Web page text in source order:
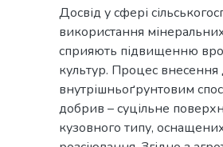
Досвід у сфері
використання
сприяють підвищенню
культур. Процес внесення
внутрішньоґрунтовим
добрив – суцільне
кузовного типу,